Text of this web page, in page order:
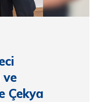
ve
Çekya